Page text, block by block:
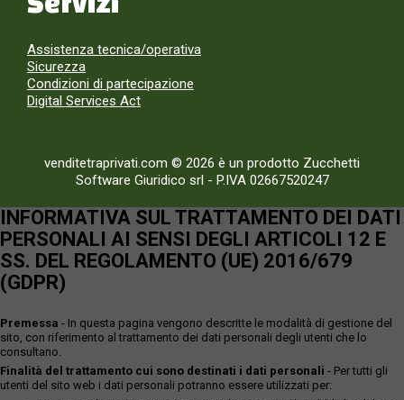
Assistenza tecnica/operativa
Sicurezza
Condizioni di partecipazione
Digital Services Act
venditetraprivati.com © 2026 è un prodotto Zucchetti
Software Giuridico srl - P.IVA 02667520247
INFORMATIVA SUL TRATTAMENTO DEI DATI
PERSONALI AI SENSI DEGLI ARTICOLI 12 E
SS. DEL REGOLAMENTO (UE) 2016/679
(GDPR)
Premessa - In questa pagina vengono descritte le modalità di gestione del
sito, con riferimento al trattamento dei dati personali degli utenti che lo
consultano.
Finalità del trattamento cui sono destinati i dati personali - Per tutti gli
utenti del sito web i dati personali potranno essere utilizzati per: